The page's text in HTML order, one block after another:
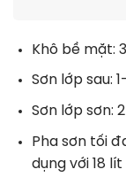
Khô bề mặt:
Sơn lớp sau:
Sơn lớp sơn:
Pha sơn tối
dụng với 18